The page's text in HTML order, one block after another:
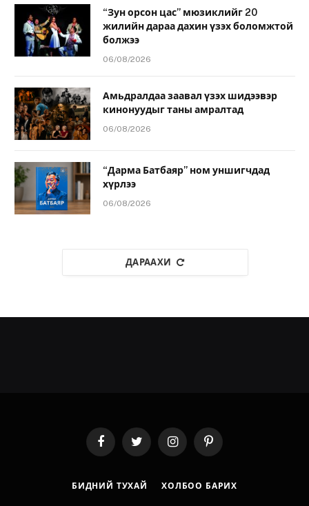
“Зун орсон цас” мюзиклийг 20
жилийн дараа дахин үзэх боломжтой
болжээ
06/08/2026
Амьдралдаа заавал үзэх шидээвэр
кинонуудыг таны амралтад
06/08/2026
“Дарма Батбаяр” ном уншигчдад
хүрлээ
06/08/2026
ДАРААХИ
FacebookTwitter InstagramPinterest
БИДНИЙ ТУХАЙ ХОЛБОО БАРИХ